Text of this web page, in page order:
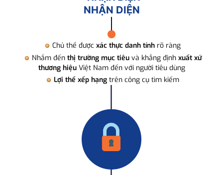
NHẬN DIỆN
Chủ thể được xác thực danh tính rõ ràng
Nhắm đến thị trường mục tiêuvà khẳng định xuất xứ
thương hiệuViệt Nam đến với người tiêu dùng
Lợi thế xếp hạng trên công cụ tìm kiếm